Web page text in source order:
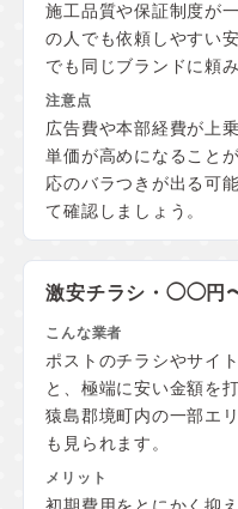
施工品質や保証制度が
の人でも依頼しやすい
でも同じブランドに頼
広告費や本部経費が上
単価が高めになること
応のバラつきが出る可
て確認しましょう。
激安チラシ・◯◯円
ポストのチラシやサイ
と、極端に安い金額を
猿島郡境町内の一部エ
も見られます。